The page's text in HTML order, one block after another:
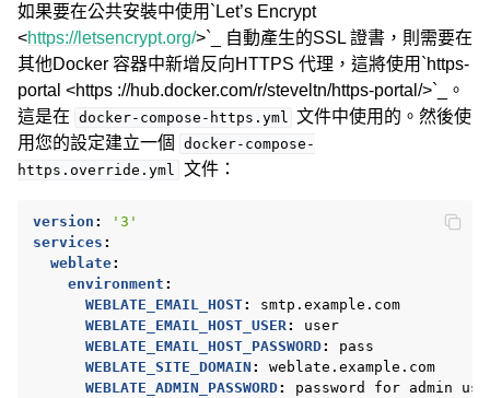
如果要在公共安裝中使用`Let’s Encrypt
<https://letsencrypt.org/>`_ 自動產生的SSL 證書，則需要在
其他Docker 容器中新增反向HTTPS 代理，這將使用`https-
portal <https ://hub.docker.com/r/steveltn/https-portal/>`_。
這是在 docker-compose-https.yml
文件中使用的。然後使
用您的設定建立一個
docker-compose-
https.override.yml
文件：
version :
'3'
services :
weblate:
environment :
WEBLATE_EMAIL_HOST:
smtp.example.com
WEBLATE_EMAIL_HOST_USER :
user
WEBLATE_EMAIL_HOST_PASSWORD:
pass
WEBLATE_SITE_DOMAIN :
weblate.example.com
WEBLATE_ADMIN_PASSWORD:
password for admin